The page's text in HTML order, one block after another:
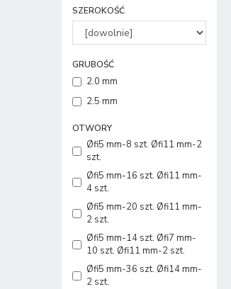
SZEROKOŚĆ
GRUBOŚĆ
2.0 mm
2.5 mm
OTWORY
Øfi5 mm-8 szt. Øfi11 mm-2
szt.
Øfi5 mm-16 szt. Øfi11 mm-
4 szt.
Øfi5 mm-20 szt. Øfi11 mm-
2 szt.
Øfi5 mm-14 szt. Øfi7 mm-
10 szt. Øfi11 mm-2 szt.
Øfi5 mm-36 szt. Øfi14 mm-
2 szt.